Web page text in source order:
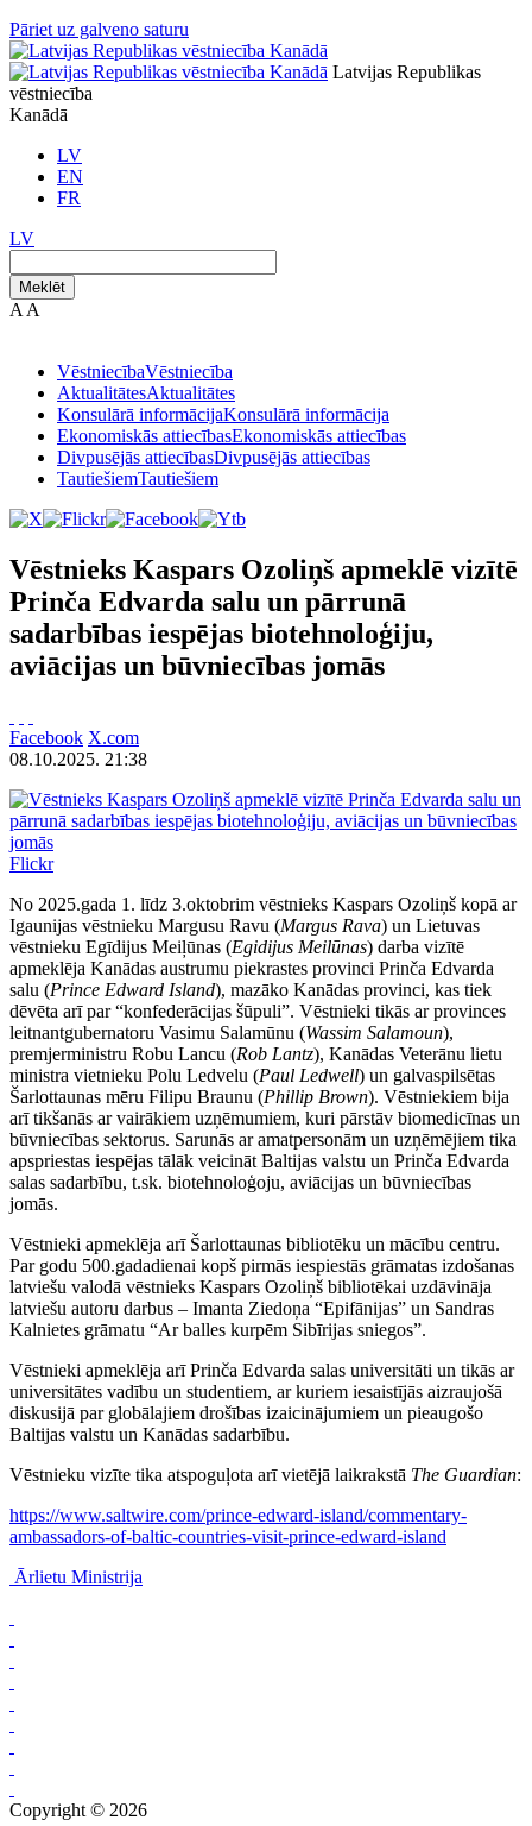
Pāriet uz galveno saturu
Latvijas Republikas
vēstniecība
Kanādā
LV
EN
FR
LV
Meklēt
A A
VēstniecībaVēstniecība
AktualitātesAktualitātes
Konsulārā informācijaKonsulārā informācija
Ekonomiskās attiecībasEkonomiskās attiecības
Divpusējās attiecībasDivpusējās attiecības
TautiešiemTautiešiem
Vēstnieks Kaspars Ozoliņš apmeklē vizītē
Prinča Edvarda salu un pārrunā
sadarbības iespējas biotehnoloģiju,
aviācijas un būvniecības jomās
Facebook X.com
08.10.2025. 21:38
Flickr
No 2025.gada 1. līdz 3.oktobrim vēstnieks Kaspars Ozoliņš kopā ar
Igaunijas vēstnieku Margusu Ravu (Margus Rava) un Lietuvas
vēstnieku Egīdijus Meiļūnas (Egidijus Meilūnas) darba vizītē
apmeklēja Kanādas austrumu piekrastes provinci Prinča Edvarda
salu (Prince Edward Island), mazāko Kanādas provinci, kas tiek
dēvēta arī par “konfederācijas šūpuli”. Vēstnieki tikās ar provinces
leitnantgubernatoru Vasimu Salamūnu (Wassim Salamoun),
premjerministru Robu Lancu (Rob Lantz), Kanādas Veterānu lietu
ministra vietnieku Polu Ledvelu (Paul Ledwell) un galvaspilsētas
Šarlottaunas mēru Filipu Braunu (Phillip Brown). Vēstniekiem bija
arī tikšanās ar vairākiem uzņēmumiem, kuri pārstāv biomedicīnas un
būvniecības sektorus. Sarunās ar amatpersonām un uzņēmējiem tika
apspriestas iespējas tālāk veicināt Baltijas valstu un Prinča Edvarda
salas sadarbību, t.sk. biotehnoloģoju, aviācijas un būvniecības
jomās.
Vēstnieki apmeklēja arī Šarlottaunas bibliotēku un mācību centru.
Par godu 500.gadadienai kopš pirmās iespiestās grāmatas izdošanas
latviešu valodā vēstnieks Kaspars Ozoliņš bibliotēkai uzdāvināja
latviešu autoru darbus – Imanta Ziedoņa “Epifānijas” un Sandras
Kalnietes grāmatu “Ar balles kurpēm Sibīrijas sniegos”.
Vēstnieki apmeklēja arī Prinča Edvarda salas universitāti un tikās ar
universitātes vadību un studentiem, ar kuriem iesaistījās aizraujošā
diskusijā par globālajiem drošības izaicinājumiem un pieaugošo
Baltijas valstu un Kanādas sadarbību.
Vēstnieku vizīte tika atspoguļota arī vietējā laikrakstā The Guardian:
https://www.saltwire.com/prince-edward-island/commentary-
ambassadors-of-baltic-countries-visit-prince-edward-island
Ārlietu Ministrija
Copyright © 2026